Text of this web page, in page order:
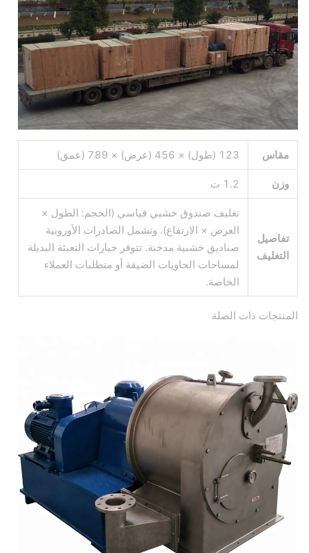
مقاس 123 (طول) × 456 (عرض) × 789 (عمق)
وزن 1.2 ت
تفاصيل
التغليف
تغليف صندوق خشبي قياسي (الحجم: الطول ×
العرض × الارتفاع). وتشمل الصادرات الأوروبية
صناديق خشبية مدخنة. تتوفر خيارات التعبئة البديلة
لمساحات الحاويات الضيقة أو متطلبات العملاء
الخاصة.
المنتجات ذات الصلة